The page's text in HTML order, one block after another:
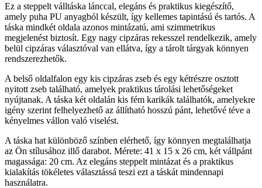
Ez a steppelt válltáska lánccal, elegáns és praktikus kiegészítő,
amely puha PU anyagból készült, így kellemes tapintású és tartós. A
táska mindkét oldala azonos mintázatú, ami szimmetrikus
megjelenést biztosít. Egy nagy cipzáras rekesszel rendelkezik, amely
belül cipzáras választóval van ellátva, így a tárolt tárgyak könnyen
rendszerezhetők.
A belső oldalfalon egy kis cipzáras zseb és egy kétrészre osztott
nyitott zseb található, amelyek praktikus tárolási lehetőségeket
nyújtanak. A táska két oldalán kis fém karikák találhatók, amelyekre
igény szerint felhelyezhető az állítható hosszú pánt, lehetővé téve a
kényelmes vállon való viselést.
A táska hat különböző színben elérhető, így könnyen megtalálhatja
az Ön stílusához illő darabot. Mérete: 41 x 15 x 26 cm, két vállpánt
magassága: 20 cm. Az elegáns steppelt mintázat és a praktikus
kialakítás tökéletes választássá teszi ezt a táskát mindennapi
használatra.